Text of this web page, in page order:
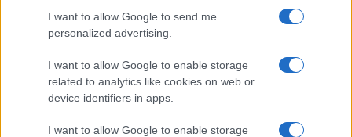
I want to allow Google to send me
personalized advertising.
I want to allow Google to enable storage
related to analytics like cookies on web or
device identifiers in apps.
I want to allow Google to enable storage